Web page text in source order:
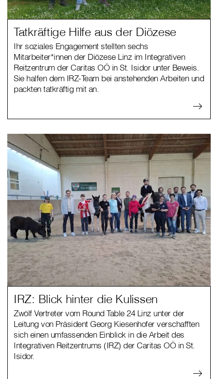
Tatkräftige Hilfe aus der Diözese
Ihr soziales Engagement stellten sechs
Mitarbeiter*innen der Diözese Linz im Integrativen
Reitzentrum der Caritas OÖ in St. Isidor unter Beweis.
Sie halfen dem IRZ-Team bei anstehenden Arbeiten und
packten tatkräftig mit an.
IRZ: Blick hinter die Kulissen
Zwölf Vertreter vom Round Table 24 Linz unter der
Leitung von Präsident Georg Kiesenhofer verschafften
sich einen umfassenden Einblick in die Arbeit des
Integrativen Reitzentrums (IRZ) der Caritas OÖ in St.
Isidor.